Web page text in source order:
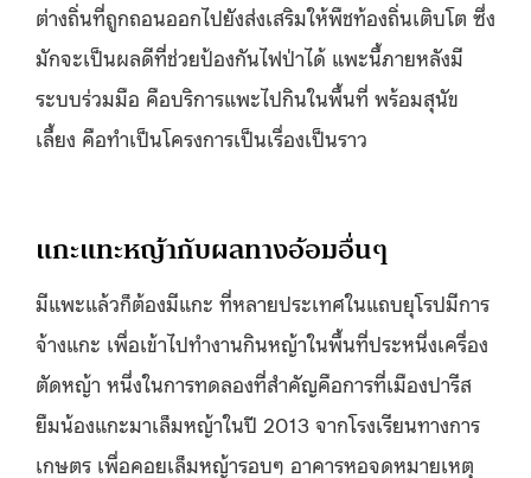
ต่างถิ่นที่ถูกถอนออกไปยังส่งเสริมให้พืชท้องถิ่นเติบโต ซึ่ง
มักจะเป็นผลดีที่ช่วยป้องกันไฟป่าได้ แพะนี้ภายหลังมี
ระบบร่วมมือ คือบริการแพะไปกินในพื้นที่ พร้อมสุนัข
เลี้ยง คือทำเป็นโครงการเป็นเรื่องเป็นราว
แกะแทะหญ้ากับผลทางอ้อมอื่นๆ
มีแพะแล้วก็ต้องมีแกะ ที่หลายประเทศในแถบยุโรปมีการ
จ้างแกะ เพื่อเข้าไปทำงานกินหญ้าในพื้นที่ประหนึ่งเครื่อง
ตัดหญ้า หนึ่งในการทดลองที่สำคัญคือการที่เมืองปารีส
ยืมน้องแกะมาเล็มหญ้าในปี 2013 จากโรงเรียนทางการ
เกษตร เพื่อคอยเล็มหญ้ารอบๆ อาคารหอจดหมายเหตุ